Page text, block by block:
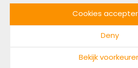
Cookies
Deny
Bekijk
InstagramLinkedin